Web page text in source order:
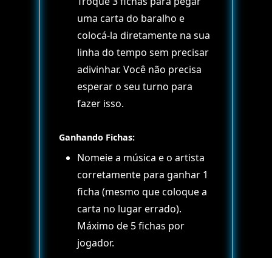
uma carta do baralho e
colocá-la diretamente na sua
linha do tempo sem precisar
adivinhar. Você não precisa
esperar o seu turno para
fazer isso.
Ganhando Fichas:
Nomeie a música e o artista
corretamente para ganhar 1
ficha (mesmo que coloque a
carta no lugar errado).
Máximo de 5 fichas por
jogador.